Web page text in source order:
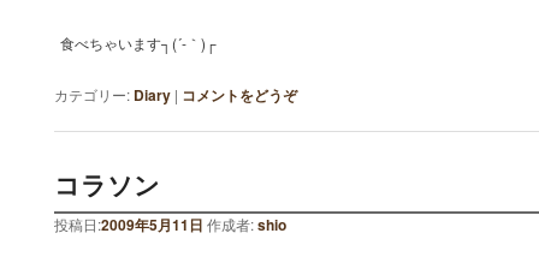
食べちゃいます┐(´-｀)┌
カテゴリー: Diary | コメントをどうぞ
コラソン
投稿日:2009年5月11日 作成者:shio